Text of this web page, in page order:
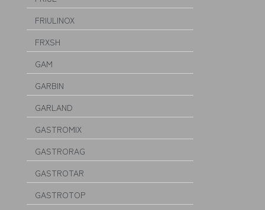
FRIULINOX
FRXSH
GAM
GARBIN
GARLAND
GASTROMIX
GASTRORAG
GASTROTAR
GASTROTOP